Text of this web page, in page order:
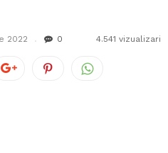
2022 0 4.541 vizualizari